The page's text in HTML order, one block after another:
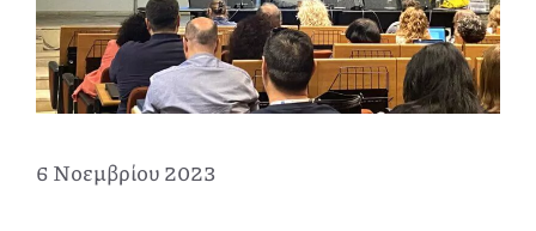
6 Νοεμβρίου 2023